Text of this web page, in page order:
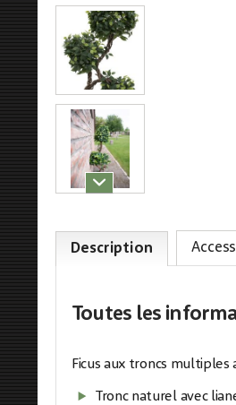
Description
Toutes les
Ficus aux troncs
Tronc naturel avec